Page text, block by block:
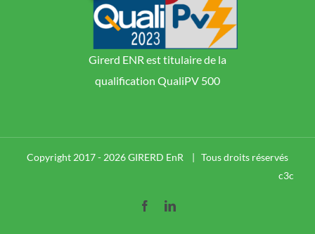
Girerd ENR est titulaire de la
qualification QualiPV 500
Copyright 2017 - 2026 GIRERD EnR | Tous droits réservés
c3c
FacebookLinkedIn